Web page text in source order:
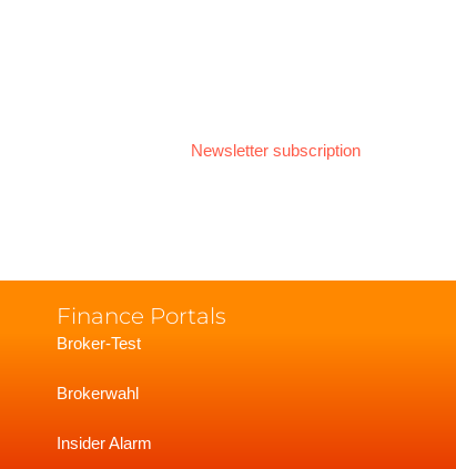
Newsletter subscription
Finance Portals
Broker-Test
Brokerwahl
Insider Alarm